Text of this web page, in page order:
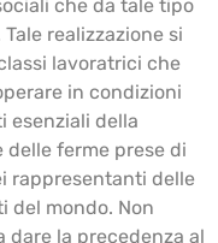
che da tale tipo
realizzazione si
lavoratrici che
in condizioni
esenziali della
delle ferme prese di
rappresentanti delle
del mondo. Non
la precedenza al